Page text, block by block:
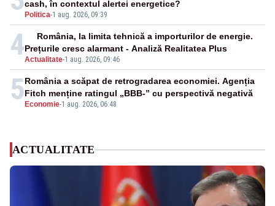
Politica-1 aug. 2026, 09:39
cash, în contextul alertei energetice?
4Actualitate-1 aug. 2026, 09:46
România, la limita tehnică a importurilor de energie.
Prețurile cresc alarmant - Analiză Realitatea Plus
5 Economie-1 aug. 2026, 06:48
România a scăpat de retrogradarea economiei. Agenția
Fitch menține ratingul „BBB-” cu perspectivă negativă
ACTUALITATE